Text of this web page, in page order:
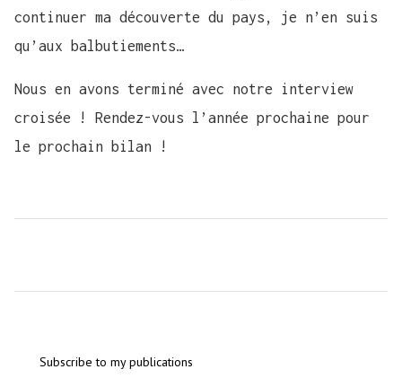
continuer ma découverte du pays, je n’en suis
qu’aux balbutiements…
Nous en avons terminé avec notre interview
croisée ! Rendez-vous l’année prochaine pour
le prochain bilan !
Subscribe to my publications